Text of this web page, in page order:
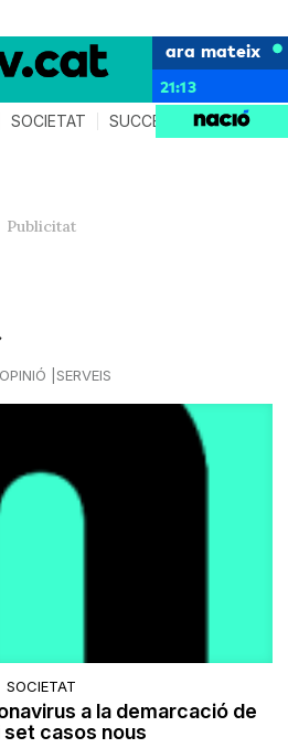
ara mateix
21:13
SOCIETAT SUCCESSOS
OPINIÓ SERVEIS
SOCIETAT
a la demarcació de
set casos nous